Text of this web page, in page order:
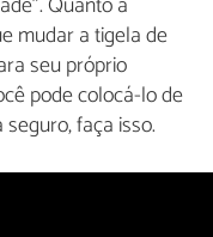
mudar a tigela de
seu próprio
pode colocá-lo de
faça isso.